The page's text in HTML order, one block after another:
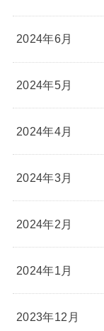
2024年6月
2024年5月
2024年4月
2024年3月
2024年2月
2024年1月
2023年12月